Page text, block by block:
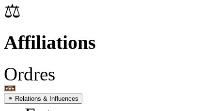
⚖
Affiliations
Ordres
⚭ Relations & Influences